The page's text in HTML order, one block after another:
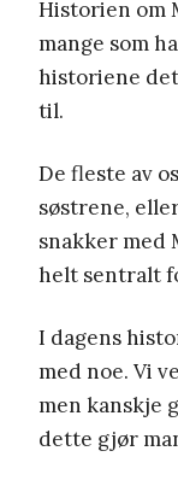
Historien om
mange som
historiene
til.
De fleste av
søstrene,
snakker med
helt sentralt
I dagens
med noe. Vi
men kanskje
dette gjør